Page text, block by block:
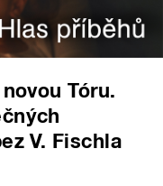
Tóru.
V. Fischla